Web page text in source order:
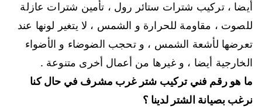
أيضا ، تركيب شترات ستائر رول ، تأمين شترات عازلة
للصوت ، مقاومة للحرارة و الشمس ، لا يتغير لونها عند
تعرضها لأشعة الشمس ، و تحجب الضوضاء و الأضواء
الخارجية أيضا ، و غيرها من أعمال أخرى متنوعة .
ما هو رقم فني تركيب شتر غرب مشرف في حال كنا
نرغب بصيانة الشتر لدينا ؟